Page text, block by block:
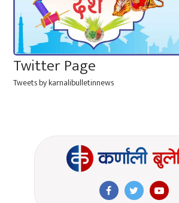
Twitter Page
Tweets by karnalibulletinnews